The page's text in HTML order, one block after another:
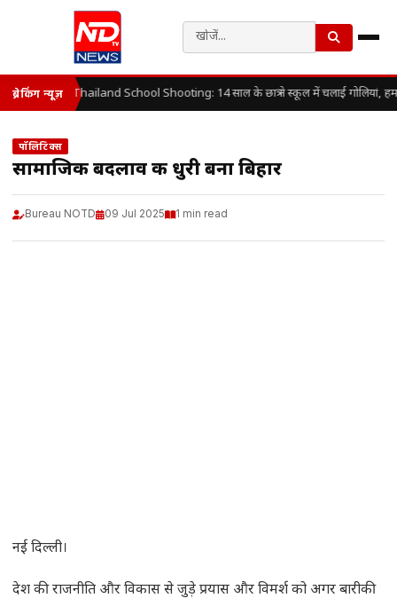
ब्रेकिंग न्यूज़ Thailand School Shooting: 14 साल के छात्र ने स्कूल में चलाई गोलियां,
पॉलिटिक्स
सामाजिक बदलाव की धुरी बना बिहार
Bureau NOTD 09 Jul 2025 1 min read
नई दिल्ली।
देश की राजनीति और विकास से जुड़े प्रयास और विमर्श को अगर बारीकी